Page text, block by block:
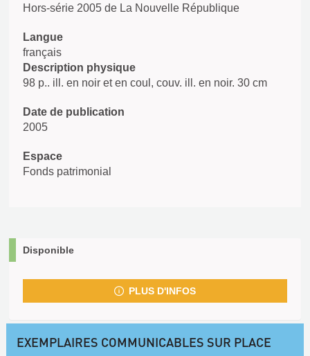
Hors-série 2005 de La Nouvelle République
Langue
français
Description physique
98 p.. ill. en noir et en coul, couv. ill. en noir. 30 cm
Date de publication
2005
Espace
Fonds patrimonial
Disponible
PLUS D'INFOS
EXEMPLAIRES COMMUNICABLES SUR PLACE